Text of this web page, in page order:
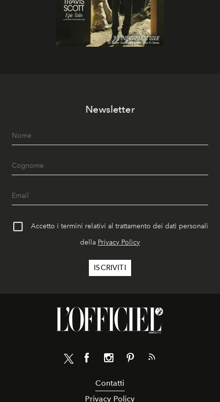
Newsletter
Accetto i termini relativi al trattamento dei dati personali
della Privacy Policy
Contatti
Privacy Policy